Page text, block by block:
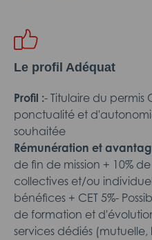
Le profil Adéquat
Profil :- Titulaire du permis
ponctualité et
souhaitée
Rémunération et
de fin de mission + 10%
collectives et/ou
bénéfices + CET 5%-
de formation et
services dédiés